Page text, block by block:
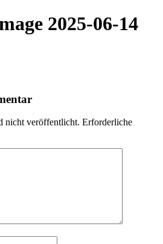
2025-06-14
nicht veröffentlicht. Erforderliche